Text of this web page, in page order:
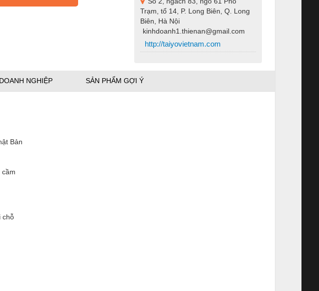
Trạm, tổ 14, P. Long Biên, Q. Long
Biên, Hà Nội
kinhdoanh1.thienan@gmail.com
http://taiyovietnam.com
NGHIỆP SẢN PHẨM GỢI Ý
Bản
cầm
chỗ